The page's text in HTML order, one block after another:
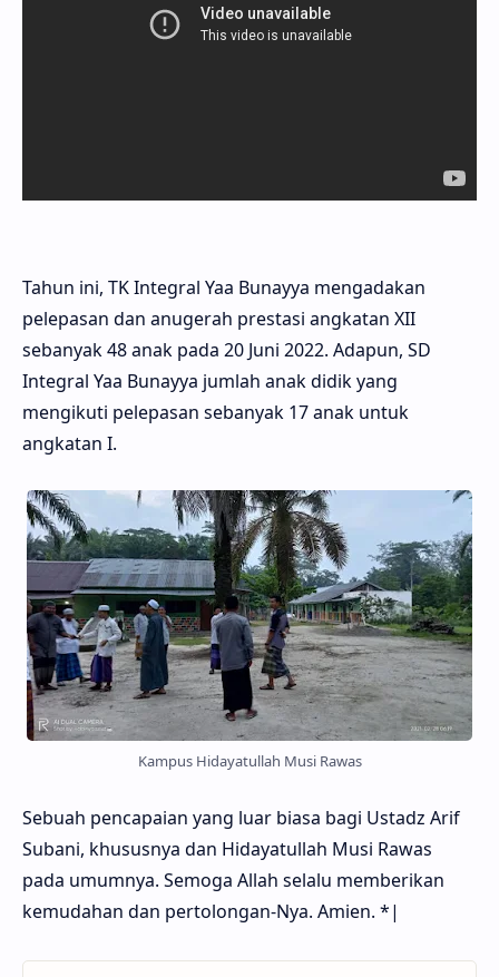
Tahun ini, TK Integral Yaa Bunayya mengadakan
pelepasan dan anugerah prestasi angkatan XII
sebanyak 48 anak pada 20 Juni 2022. Adapun, SD
Integral Yaa Bunayya jumlah anak didik yang
mengikuti pelepasan sebanyak 17 anak untuk
angkatan I.
Kampus Hidayatullah Musi Rawas
Sebuah pencapaian yang luar biasa bagi Ustadz Arif
Subani, khususnya dan Hidayatullah Musi Rawas
pada umumnya. Semoga Allah selalu memberikan
kemudahan dan pertolongan-Nya. Amien. *|